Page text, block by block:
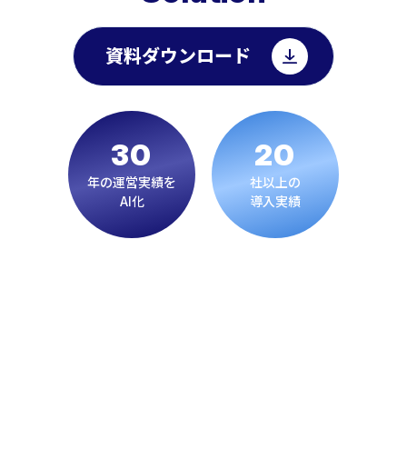
資料ダウンロード
30
年の運営実績を
AI化
20
社以上の
導入実績